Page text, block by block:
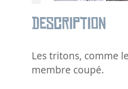
Description
Les tritons, comme
membre coupé.